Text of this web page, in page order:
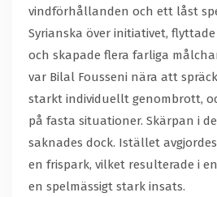
vindförhållanden och ett låst
Syrianska över initiativet,
och skapade flera farliga
var Bilal Fousseni nära att
starkt individuellt genombrott,
på fasta situationer. Skärpan i
saknades dock. Istället
en frispark, vilket resulterade i
en spelmässigt stark insats.